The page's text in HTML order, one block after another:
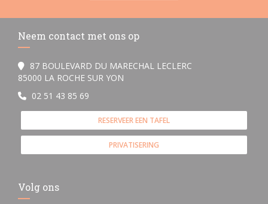
Neem contact met ons op
87 BOULEVARD DU MARECHAL LECLERC
85000 LA ROCHE SUR YON
02 51 43 85 69
RESERVEER EEN TAFEL
PRIVATISERING
Volg ons